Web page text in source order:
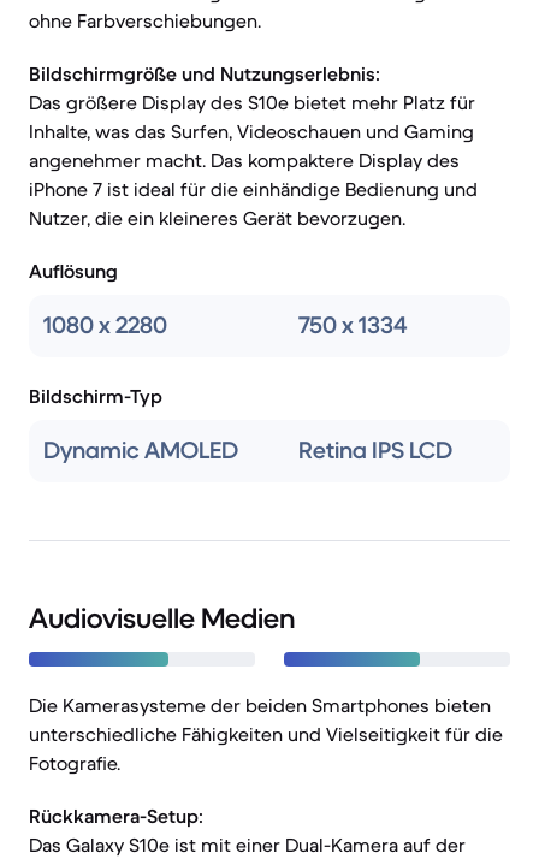
ohne Farbverschiebungen.
Bildschirmgröße und Nutzungserlebnis:
Das größere Display des S10e bietet mehr Platz für
Inhalte, was das Surfen, Videoschauen und Gaming
angenehmer macht. Das kompaktere Display des
iPhone 7 ist ideal für die einhändige Bedienung und
Nutzer, die ein kleineres Gerät bevorzugen.
Auflösung
1080 x 2280 750 x 1334
Bildschirm-Typ
Dynamic AMOLED Retina IPS LCD
Audiovisuelle Medien
Die Kamerasysteme der beiden Smartphones bieten
unterschiedliche Fähigkeiten und Vielseitigkeit für die
Fotografie.
Rückkamera-Setup:
Das Galaxy S10e ist mit einer Dual-Kamera auf der